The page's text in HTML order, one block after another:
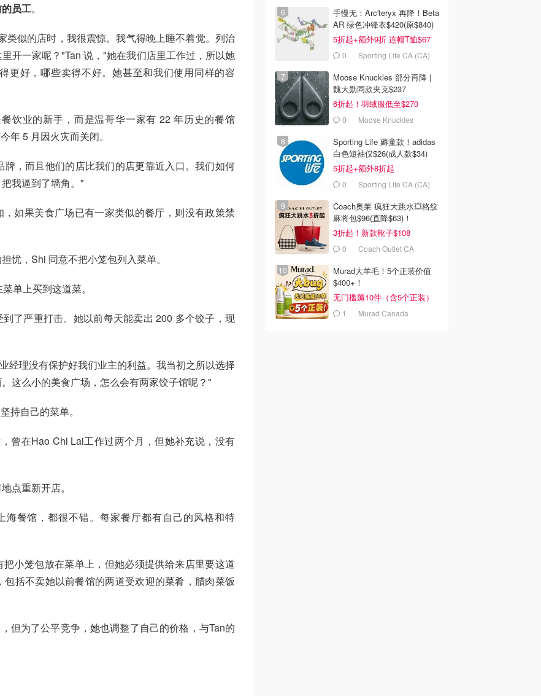
员工。
类似的店时，我很震惊。我气得晚上睡不着觉。列治
开一家呢？"Tan 说，"她在我们店里工作过，所以她
更好，哪些卖得不好。她甚至和我们使用同样的容
饮业的新手，而是温哥华一家有 22 年历史的餐馆
年 5 月因火灾而关闭。
，而且他们的店比我们的店更靠近入口。我们如何
我逼到了墙角。"
如果美食广场已有一家类似的餐厅，则没有政策禁
忧，Shi 同意不把小笼包列入菜单。
单上买到这道菜。
了严重打击。她以前每天能卖出 200 多个饺子，现
经理没有保护好我们业主的利益。我当初之所以选择
这么小的美食广场，怎么会有两家饺子馆呢？"
持自己的菜单。
曾在Hao Chi Lai工作过两个月，但她补充说，没有
点重新开店。
餐馆，都很不错。每家餐厅都有自己的风格和特
小笼包放在菜单上，但她必须提供给来店里要这道
括不卖她以前餐馆的两道受欢迎的菜肴，腊肉菜饭
但为了公平竞争，她也调整了自己的价格，与Tan的
手慢无：Arc'teryx 再降！Beta
AR 绿色冲锋衣$420(原$840)
5折起+额外9折 连帽T恤$67
0 Sporting Life CA (CA)
Moose Knuckles 部分再降 |
魏大勋同款夹克$237
6折起！羽绒服低至$270
0 Moose Knuckles
Sporting Life 薅童款！adidas
白色短袖仅$26(成人款$34)
5折起+额外8折起
0 Sporting Life CA (CA)
Coach奥莱 疯狂大跳水💥格纹
麻将包$96(直降$63)！
3折起！新款靴子$108
0 Coach Outlet CA
Murad大羊毛！5个正装价值
$400+！
无门槛薅10件（含5个正装）
1 Murad Canada